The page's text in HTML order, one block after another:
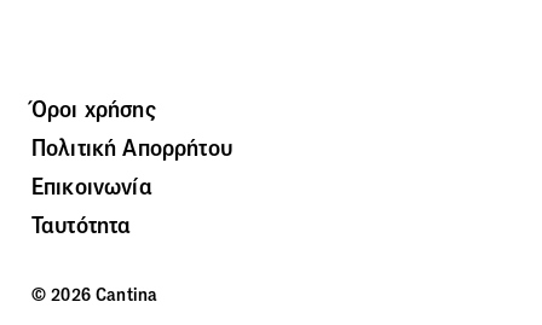
Όροι χρήσης
Πολιτική Απορρήτου
Επικοινωνία
Ταυτότητα
© 2026 Cantina